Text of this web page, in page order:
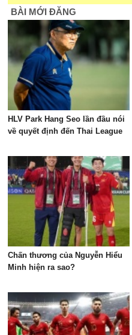
BÀI MỚI ĐĂNG
HLV Park Hang Seo lần đầu nói
về quyết định đến Thai League
Chấn thương của Nguyễn Hiểu
Minh hiện ra sao?